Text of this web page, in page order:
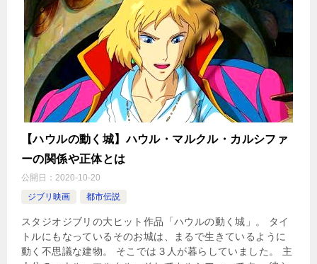
【ハウルの動く城】ハウル・マルクル・カルシファ
ーの関係や正体とは
公開日： 2020-10-20
ジブリ映画
都市伝説
スタジオジブリの大ヒット作品「ハウルの動く城」。 タイ
トルにもなっているそのお城は、まるで生きているように
動く不思議な建物。 そこでは３人が暮らしていました。 主